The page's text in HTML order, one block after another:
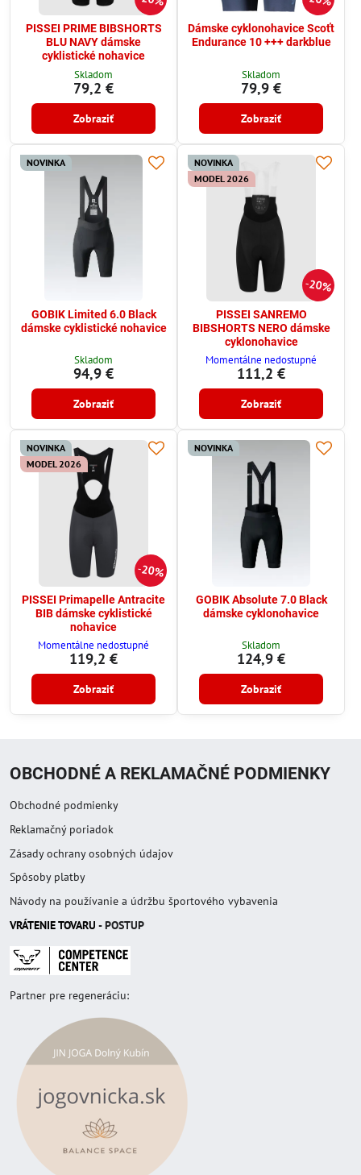
PISSEI PRIME BIBSHORTS
BLU NAVY dámske
cyklistické nohavice
Skladom
79,2 €
Zobraziť
Dámske cyklonohavice Scoťt
Endurance 10 +++ darkblue
Skladom
79,9 €
Zobraziť
NOVINKA
GOBIK Limited 6.0 Black
dámske cyklistické nohavice
Skladom
94,9 €
Zobraziť
20%
NOVINKA
MODEL 2026
PISSEI SANREMO
BIBSHORTS NERO dámske
cyklonohavice
Momentálne nedostupné
111,2 €
Zobraziť
20%
NOVINKA
MODEL 2026
PISSEI Primapelle Antracite
BIB dámske cyklistické
nohavice
Momentálne nedostupné
119,2 €
Zobraziť
NOVINKA
GOBIK Absolute 7.0 Black
dámske cyklonohavice
Skladom
124,9 €
Zobraziť
OBCHODNÉ A REKLAMAČNÉ PODMIENKY
Obchodné podmienky
Reklamačný poriadok
Zásady ochrany osobných údajov
Spôsoby platby
Návody na používanie a údržbu športového vybavenia
VRÁTENIE TOVARU - POSTUP
Partner pre regeneráciu: